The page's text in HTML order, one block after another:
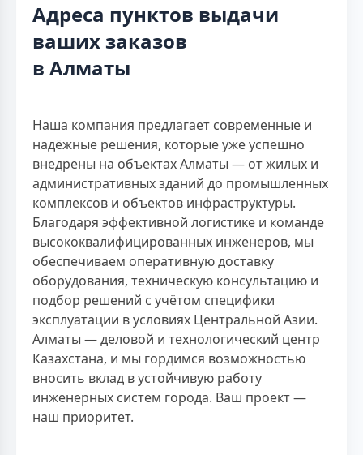
Адреса пунктов выдачи
ваших заказов
в Алматы
Наша компания предлагает современные и
надёжные решения, которые уже успешно
внедрены на объектах Алматы — от жилых и
административных зданий до промышленных
комплексов и объектов инфраструктуры.
Благодаря эффективной логистике и команде
высококвалифицированных инженеров, мы
обеспечиваем оперативную доставку
оборудования, техническую консультацию и
подбор решений с учётом специфики
эксплуатации в условиях Центральной Азии.
Алматы — деловой и технологический центр
Казахстана, и мы гордимся возможностью
вносить вклад в устойчивую работу
инженерных систем города. Ваш проект —
наш приоритет.